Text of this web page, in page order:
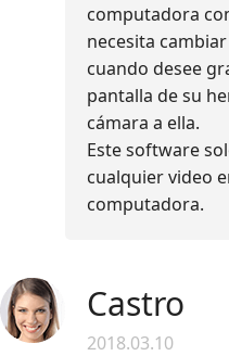
computadora
necesita
cuando desee
pantalla de su
cámara a ella.
Este software
cualquier video
computadora.
Castro
2018.03.10